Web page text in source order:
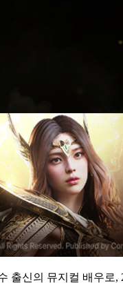
출신의 뮤지컬 배우